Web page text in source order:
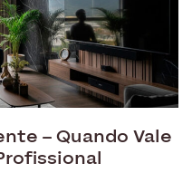
– Quando Vale